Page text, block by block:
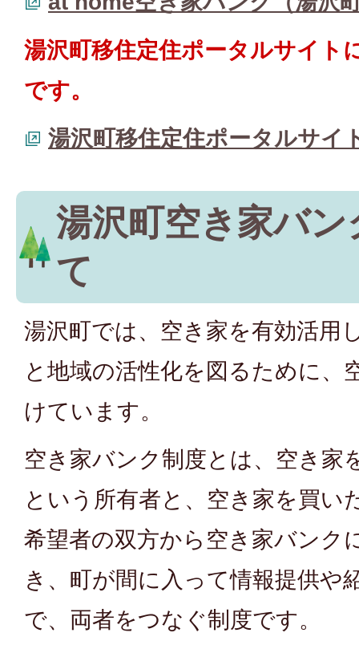
湯沢町移住定住ポータルサイト
です。
湯沢町移住定住ポータルサイ
湯沢町空き家バ
て
湯沢町では、空き家を有効活用
と地域の活性化を図るために、
けています。
空き家バンク制度とは、空き家
という所有者と、空き家を買い
希望者の双方から空き家バンク
き、町が間に入って情報提供や
で、両者をつなぐ制度です。